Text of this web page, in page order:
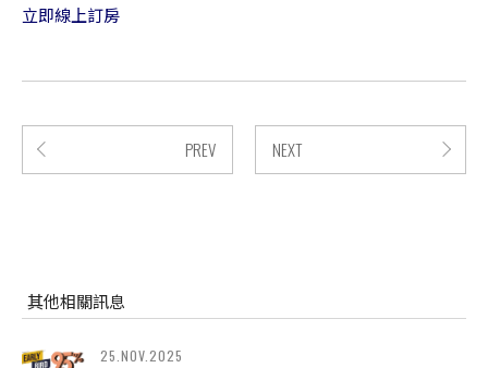
立即線上訂房
PREV NEXT
其他相關訊息
25.NOV.2025